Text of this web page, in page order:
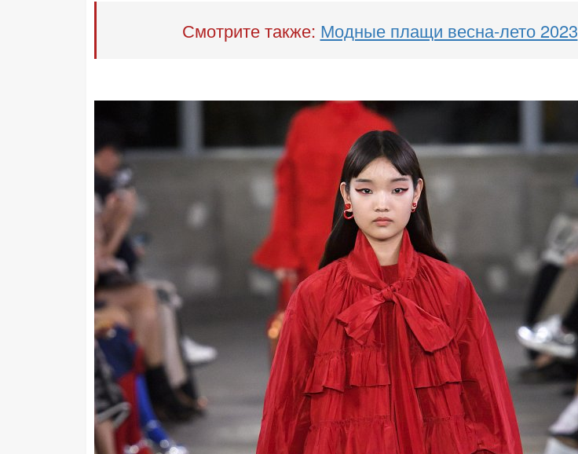
Смотрите также: Модные плащи весна-лето 2023